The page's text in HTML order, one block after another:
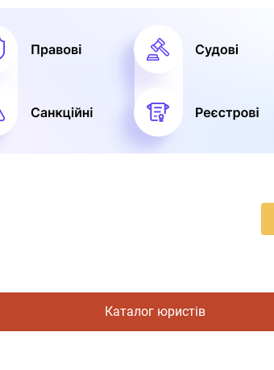
Каталог юристів